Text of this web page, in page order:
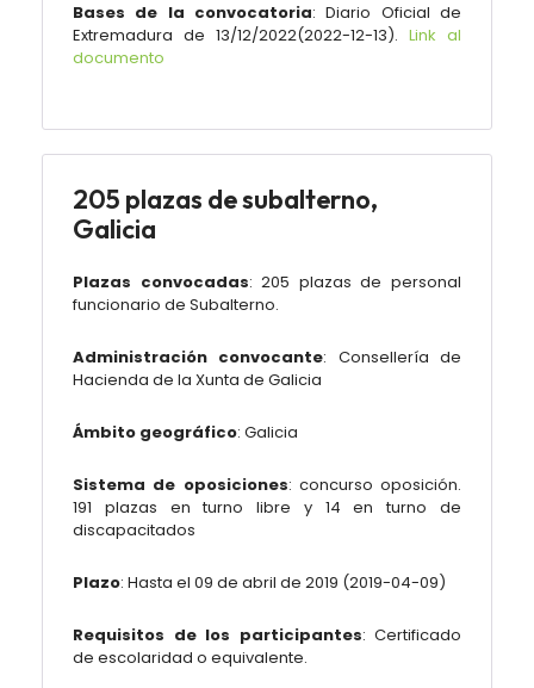
Bases de la convocatoria: Diario Oficial de
Extremadura de 13/12/2022(2022-12-13). Link al
documento
205 plazas de subalterno,
Galicia
Plazas convocadas:205 plazas de personal
funcionario de Subalterno.
Administración convocante: Consellería de
Hacienda de la Xunta de Galicia
Ámbito geográfico: Galicia
Sistema de oposiciones: concurso oposición.
191 plazas en turno libre y 14 en turno de
discapacitados
Plazo: Hasta el 09 de abril de 2019 (2019-04-09)
Requisitos de los participantes: Certificado
de escolaridad o equivalente.